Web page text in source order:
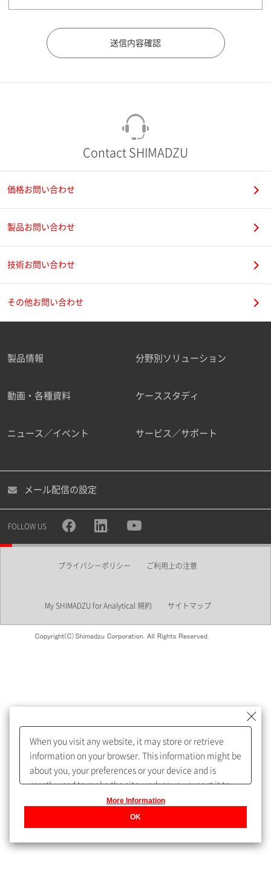
ご勤務先
職種
めします。
My SHIMADZU for Analyticalへ登録いただくと、技術情報や
取扱説明書・Webinarなどの閲覧ができます。
うになります。
登録された個人情報は、当社のプライバシーポリシーに記
載された目的のために使用されることがあります。
Contact SHIMADZU
価格お問い合わせ
製品お問い合わせ
技術お問い合わせ
その他お問い合わせ
製品情報 分野別ソリューション
動画・各種資料 ケーススタディ
ニュース／イベント サービス／サポート
メール配信の設定
FOLLOW US
プライバシーポリシー ご利用上の注意
My SHIMADZU for Analytical 規約 サイトマップ
When you visit any website, it may store or retrieve
information on your browser. This information might be
about you, your preferences or your device and is
mostly used to make the site work as you expect it to.
The information does not usually directly identify you,
but it can give you a more personalized web
experience.Privacy Policy
More Information
OK